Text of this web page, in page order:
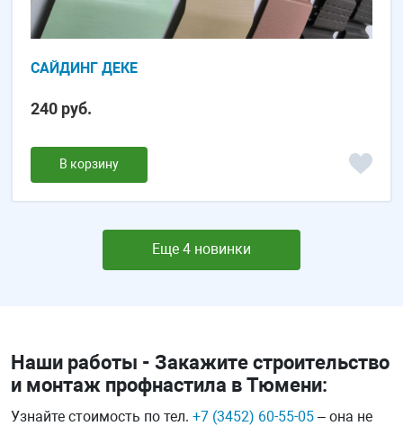
САЙДИНГ ДЕКЕ
240 руб.
В корзину
Еще 4 новинки
Наши работы - Закажите строительство
и монтаж профнастила в Тюмени:
Узнайте стоимость по тел. +7 (3452) 60-55-05 – она не